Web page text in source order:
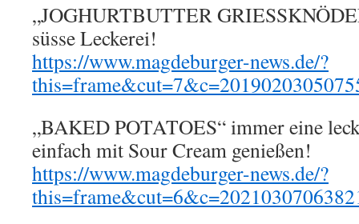
„JOGHURTBUTTER
süsse Leckerei!
https://www.magdeburger-news.de/?
„BAKED POTATOES“ immer eine
einfach mit Sour Cream genießen!
https://www.magdeburger-news.de/?